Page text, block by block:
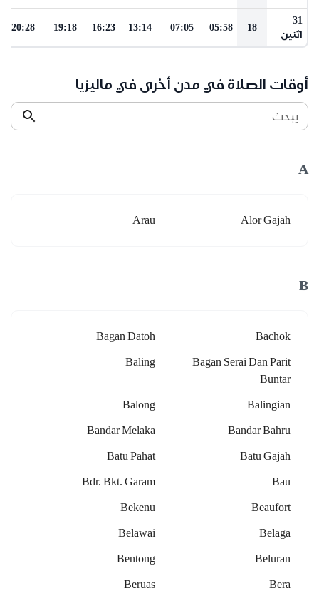
31
اثنين
18
05:58
07:05
13:14
16:23
19:18
20:28
أوقات الصلاة في مدن أخرى في ماليزيا
يبحث
A
Alor Gajah
Arau
B
Bachok
Bagan Datoh
Bagan Serai Dan Parit
Buntar
Baling
Balingian
Balong
Bandar Bahru
Bandar Melaka
Batu Gajah
Batu Pahat
Bau
Bdr. Bkt. Garam
Beaufort
Bekenu
Belaga
Belawai
Beluran
Bentong
Bera
Beruas